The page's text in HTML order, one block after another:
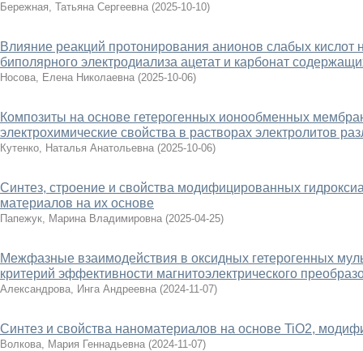
Бережная, Татьяна Сергеевна (2025-10-10)
Влияние реакций протонирования анионов слабых кислот
биполярного электродиализа ацетат и карбонат
Носова, Елена Николаевна (2025-10-06)
Композиты на основе гетерогенных ионообменных
электрохимические свойства в растворах электролитов
Кутенко, Наталья Анатольевна (2025-10-06)
Синтез, строение и свойства модифицированных
материалов на их основе
Папежук, Марина Владимировна (2025-04-25)
Межфазные взаимодействия в оксидных гетерогенных
критерий эффективности магнитоэлектрического
Александрова, Инга Андреевна (2024-11-07)
Синтез и свойства наноматериалов на основе TiO2,
Волкова, Мария Геннадьевна (2024-11-07)